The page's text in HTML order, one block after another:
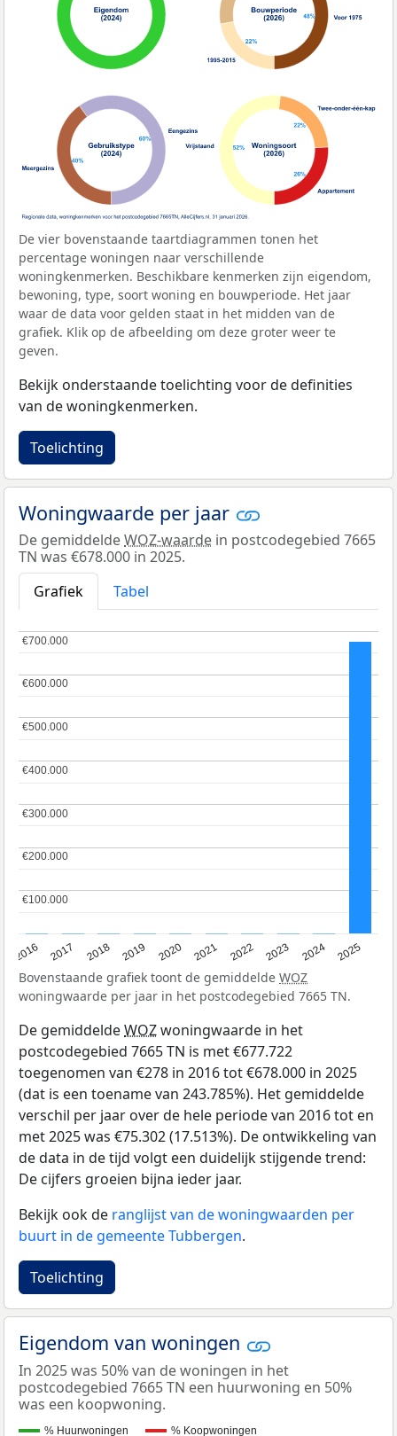
De vier bovenstaande taartdiagrammen tonen het
percentage woningen naar verschillende
woningkenmerken. Beschikbare kenmerken zijn eigendom,
bewoning, type, soort woning en bouwperiode. Het jaar
waar de data voor gelden staat in het midden van de
grafiek. Klik op de afbeelding om deze groter weer te
geven.
Bekijk onderstaande toelichting voor de definities
van de woningkenmerken.
Toelichting
Woningwaarde per jaar
De gemiddeldeWOZ-waarde in postcodegebied 7665
TN was €678.000 in 2025.
Grafiek
Tabel
2016 2017 2018 2019 2020 2021 2022 2023 2024 2025
€100.000
€100.000
€200.000
€200.000
€300.000
€300.000
€400.000
€400.000
€500.000
€500.000
€600.000
€600.000
€700.000
€700.000
Bovenstaande grafiek toont de gemiddelde WOZ
woningwaarde per jaar in het postcodegebied 7665 TN.
De gemiddeldeWOZwoningwaarde in het
postcodegebied 7665 TN is met €677.722
toegenomen van €278 in 2016 tot €678.000 in 2025
(dat is een toename van 243.785%). Het gemiddelde
verschil per jaar over de hele periode van 2016 tot en
met 2025 was €75.302 (17.513%). De ontwikkeling van
de data in de tijd volgt een duidelijk stijgende trend:
De cijfers groeien bijna ieder jaar.
Bekijk ook de ranglijst van de woningwaarden per
buurt in de gemeente Tubbergen.
Toelichting
Eigendom van woningen
In 2025 was 50% van de woningen in het
postcodegebied 7665 TN een huurwoning en 50%
was een koopwoning.
% Huurwoningen % Koopwoningen